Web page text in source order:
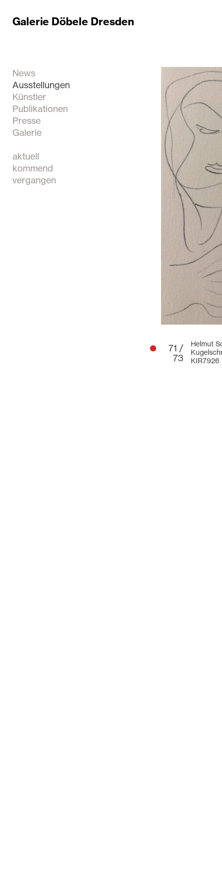
Galerie Döbele Dresden
News
Ausstellungen
Künstler
Publikationen
Presse
Galerie
aktuell
kommend
vergangen
71 /
73
Helmut
KIR7926